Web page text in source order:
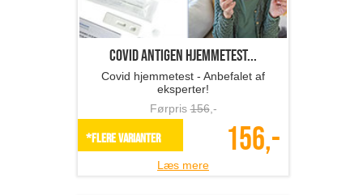
Covid antigen hjemmetest...
Covid hjemmetest - Anbefalet af
eksperter!
Førpris156,-
*Flere varianter 156,-
Læs mere